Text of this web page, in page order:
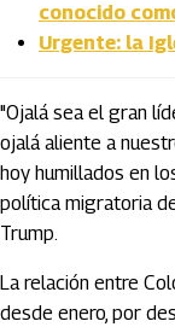
conocido
Urgente: la
"Ojalá sea el gran
ojalá aliente a
hoy humillados en
política migratoria
Trump.
La relación entre
desde enero, por